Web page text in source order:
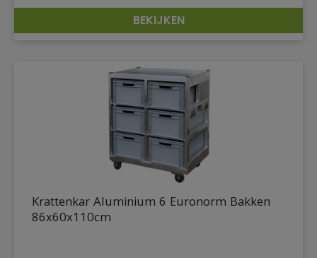
DETAILS
BEKIJKEN
Krattenkar Aluminium 6 Euronorm Bakken
86x60x110cm